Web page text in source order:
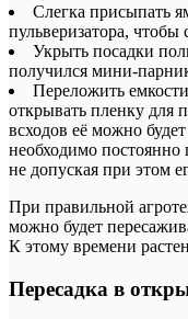
Слегка присыпать
пульверизатора, чтобы
Укрыть посадки
получился мини-
Переложить
открывать пленку для
всходов её можно
необходимо постоянно
не допуская при этом
При правильной
можно будет
К этому времени
Пересадка в